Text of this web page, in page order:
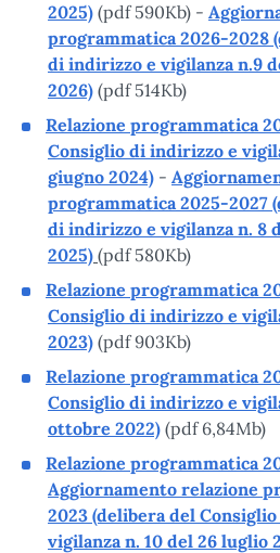
2025) (pdf 590Kb) -
programmatica 2026-2028
di indirizzo e vigilanza n.9
2026) (pdf 514Kb)
Relazione programmatica
Consiglio di indirizzo e
giugno 2024) -
programmatica 2025-2027
di indirizzo e vigilanza n. 8
2025) (pdf 580Kb)
Relazione programmatica
Consiglio di indirizzo e
2023) (pdf 903Kb)
Relazione programmatica
Consiglio di indirizzo e
ottobre 2022) (pdf 6,84Mb)
Relazione programmatica
Aggiornamento relazione
2023 (delibera del
vigilanza n. 10 del 26 luglio